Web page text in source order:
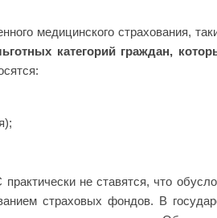
медицинского страхования,
категорий граждан,
не ставятся, что
страховых фондов. В